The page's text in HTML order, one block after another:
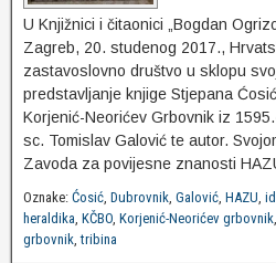
U Knjižnici i čitaonici „Bogdan
Zagreb, 20. studenog 2017.,
zastavoslovno društvo u sklopu
predstavljanje knjige Stjepana
Korjenić-Neorićev Grbovnik iz
sc. Tomislav Galović te autor.
Zavoda za povijesne znanosti
Oznake: Ćosić, Dubrovnik, Galović, HAZU,
heraldika, KČBO, Korjenić-Neorićev grbovnik,
grbovnik,tribina